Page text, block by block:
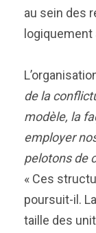
au sein des
de la
modèle, la
employer
pelotons de
« Ces
poursuit-il.
taille des